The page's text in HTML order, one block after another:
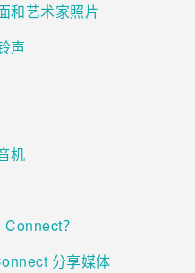
和艺术家照片
声
机
？
分享媒体